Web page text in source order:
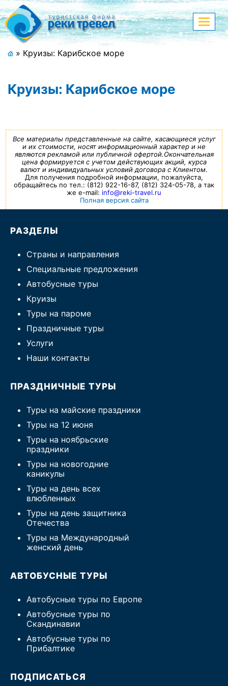
Меню
+7 (911) 182-44-68
Полная версия сайта
Главная
Спецпредложения
Праздничные туры
Страны и направления
Поиск тура
Автобусные туры
Туры на пароме
Авиабилеты
Туристическая страховка
Отзывы
меню
» Круизы: Карибское море
Круизы: Карибское море
Все материалы представленные на сайте, касающиеся услуг
и их стоимости, носят информационный характер и не
являются рекламой или публичной офертой.Окончательная
цена формируется с учетом действующих акций, курса
валют и индивидуальных условий договора с Клиентом.
Для получения подробной информации, пожалуйста,
обращайтесь по тел.: (812) 922-16-87, (812) 324-05-78, а так
же e-mail: info@reki-travel.ru
Полная версия сайта
РАЗДЕЛЫ
Страны и направления
Специальные предложения
Автобусные туры
Круизы
Туры на пароме
Праздничные туры
Услуги
Наши контакты
ПРАЗДНИЧНЫЕ ТУРЫ
Туры на майские праздники
Туры на 12 июня
Туры на ноябрьские
праздники
Туры на новогодние
каникулы
Туры на день всех
влюбленных
Туры на день защитника
Отечества
Туры на Международный
женский день
АВТОБУСНЫЕ ТУРЫ
Автобусные туры по Европе
Автобусные туры по
Скандинавии
Автобусные туры по
Прибалтике
ПОДПИСАТЬСЯ